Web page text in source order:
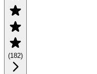
(182)